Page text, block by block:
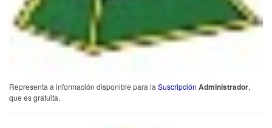
Representa a información disponible para la Suscripción Administrador,
que es gratuita.